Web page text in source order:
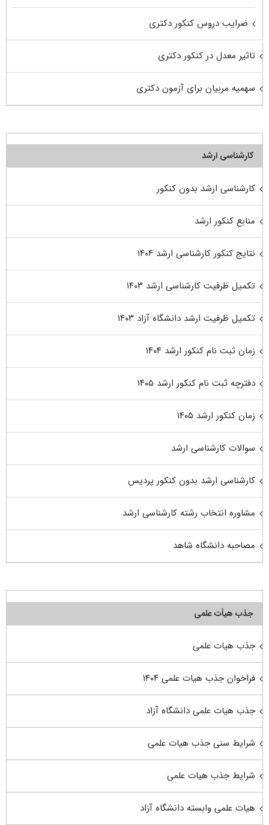
ضرایب دروس کنکور دکتری
تاثیر معدل در کنکور دکتری
سهمیه مربیان برای آزمون دکتری
کارشناسی ارشد
کارشناسی ارشد بدون کنکور
منابع کنکور ارشد
نتایج کنکور کارشناسی ارشد ۱۴۰۴
تکمیل ظرفیت کارشناسی ارشد ۱۴۰۳
تکمیل ظرفیت ارشد دانشگاه آزاد ۱۴۰۳
زمان ثبت نام کنکور ارشد ۱۴۰۴
دفترچه ثبت نام کنکور ارشد ۱۴۰۵
زمان کنکور ارشد ۱۴۰۵
سوالات کارشناسی ارشد
کارشناسی ارشد بدون کنکور پردیس
مشاوره انتخاب رشته کارشناسی ارشد
مصاحبه دانشگاه شاهد
جذب هیأت علمی
جذب هیات علمی
فراخوان جذب هیات علمی ۱۴۰۴
جذب هیات علمی دانشگاه آزاد
شرایط سنی جذب هیات علمی
شرایط جذب هیات علمی
هیات علمی وابسته دانشگاه آزاد